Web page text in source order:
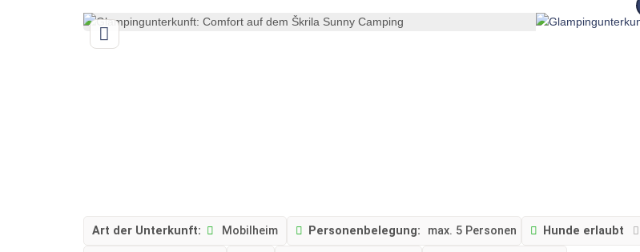
Art der Unterkunft: Mobilheim Personenbelegung: max. 5 Personen Hunde erlaubt